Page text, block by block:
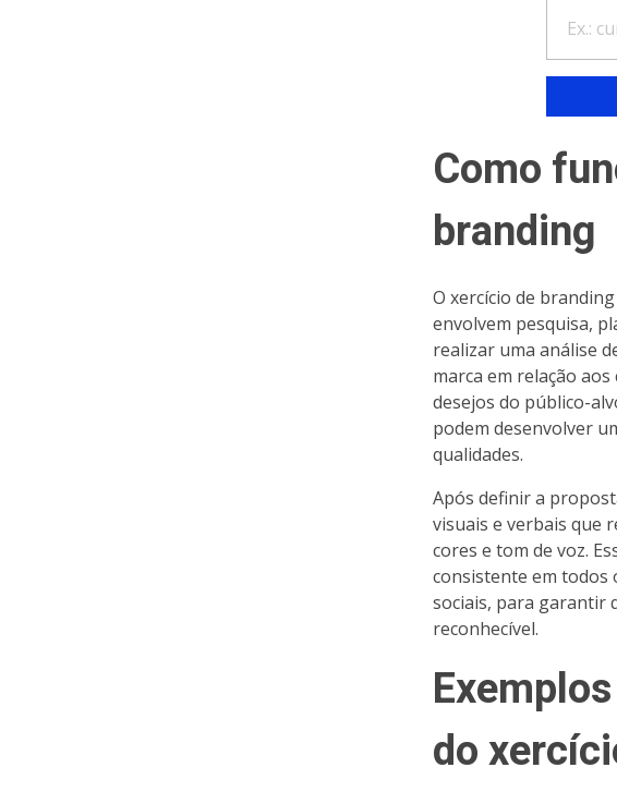
Como
branding
O xercício de
envolvem pesquisa,
realizar uma análise
marca em relação
desejos do público-
podem desenvolver
qualidades.
Após definir a
visuais e verbais que
cores e tom de voz.
consistente em todos
sociais, para garantir
reconhecível.
do